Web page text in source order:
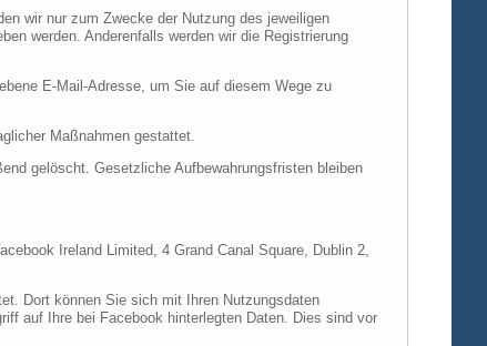
wir nur zum Zwecke der Nutzung des jeweiligen
werden. Anderenfalls werden wir die Registrierung
E-Mail-Adresse, um Sie auf diesem Wege zu
Maßnahmen gestattet.
gelöscht. Gesetzliche Aufbewahrungsfristen bleiben
Ireland Limited, 4 Grand Canal Square, Dublin 2,
Dort können Sie sich mit Ihren Nutzungsdaten
auf Ihre bei Facebook hinterlegten Daten. Dies sind vor